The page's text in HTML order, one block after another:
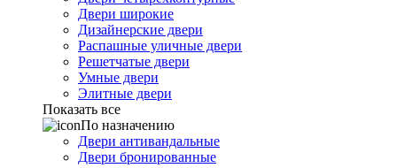
Двери широкие
Дизайнерские двери
Распашные уличные двери
Решетчатые двери
Умные двери
Элитные двери
Показать все
По назначению
Двери антивандальные
Двери бронированные